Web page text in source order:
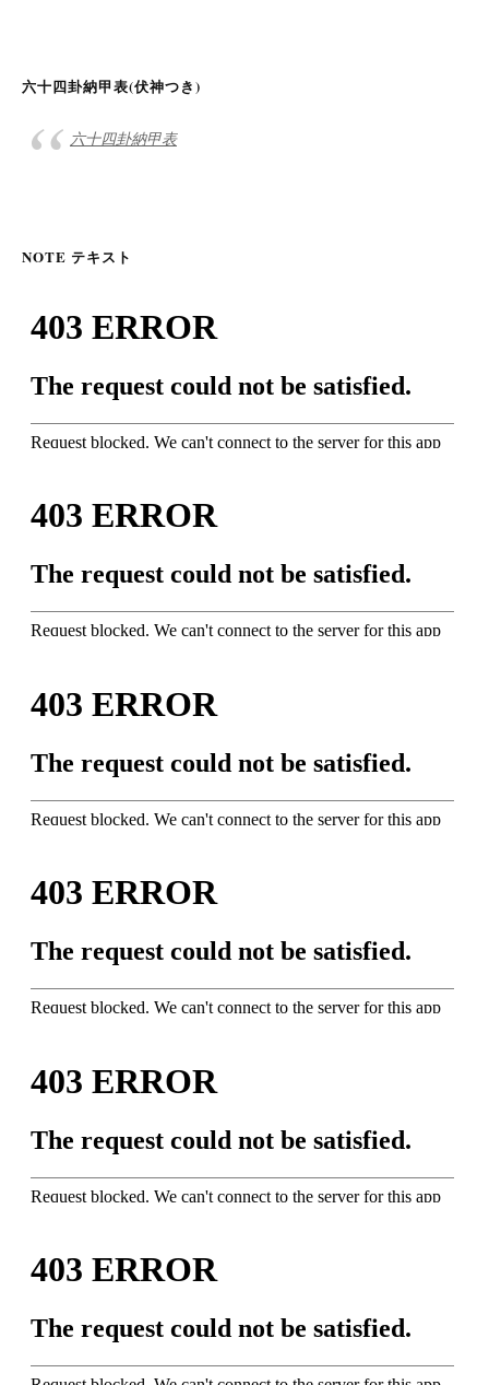
六十四卦納甲表(伏神つき)
六十四卦納甲表
NOTE テキスト